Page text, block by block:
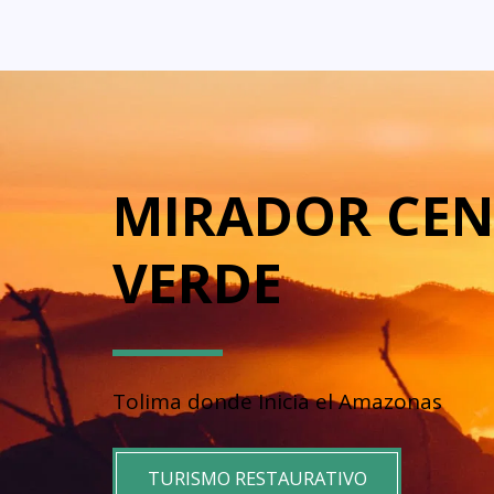
MIRADOR
VERDE
Tolima donde Inicia el Amazonas
TURISMO RESTAURATIVO